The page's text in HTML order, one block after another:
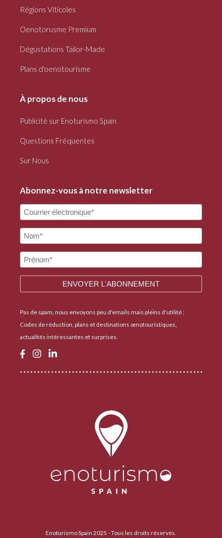
Régions Viticoles
Oenotorusme Premium
Dégustations Tailor-Made
Plans d'oenotourisme
À propos de nous
Publicité sur Enoturismo Spain
Questions Fréquentes
Sur Nous
Abonnez-vous à notre newsletter
Pas de spam, nous envoyons peu d'emails mais pleins d'utilité ;
Codes de réduction, plans et destinations œnotouristiques,
actualités intéressantes et surprises.
Enoturismo Spain 2025 - Tous les droits réservés.